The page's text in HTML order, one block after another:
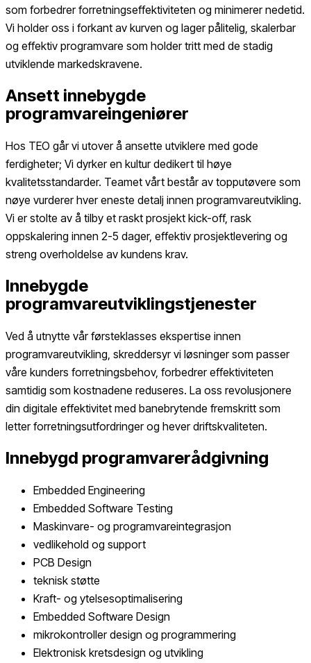
som forbedrer forretningseffektiviteten og minimerer nedetid.
Vi holder oss i forkant av kurven og lager pålitelig, skalerbar
og effektiv programvare som holder tritt med de stadig
utviklende markedskravene.
Ansett innebygde
programvareingeniører
Hos TEO går vi utover å ansette utviklere med gode
ferdigheter; Vi dyrker en kultur dedikert til høye
kvalitetsstandarder. Teamet vårt består av topputøvere som
nøye vurderer hver eneste detalj innen programvareutvikling.
Vi er stolte av å tilby et raskt prosjekt kick-off, rask
oppskalering innen 2-5 dager, effektiv prosjektlevering og
streng overholdelse av kundens krav.
Innebygde
programvareutviklingstjenester
Ved å utnytte vår førsteklasses ekspertise innen
programvareutvikling, skreddersyr vi løsninger som passer
våre kunders forretningsbehov, forbedrer effektiviteten
samtidig som kostnadene reduseres. La oss revolusjonere
din digitale effektivitet med banebrytende fremskritt som
letter forretningsutfordringer og hever driftskvaliteten.
Innebygd programvarerådgivning
Embedded Engineering
Embedded Software Testing
Maskinvare- og programvareintegrasjon
vedlikehold og support
PCB Design
teknisk støtte
Kraft- og ytelsesoptimalisering
Embedded Software Design
mikrokontroller design og programmering
Elektronisk kretsdesign og utvikling